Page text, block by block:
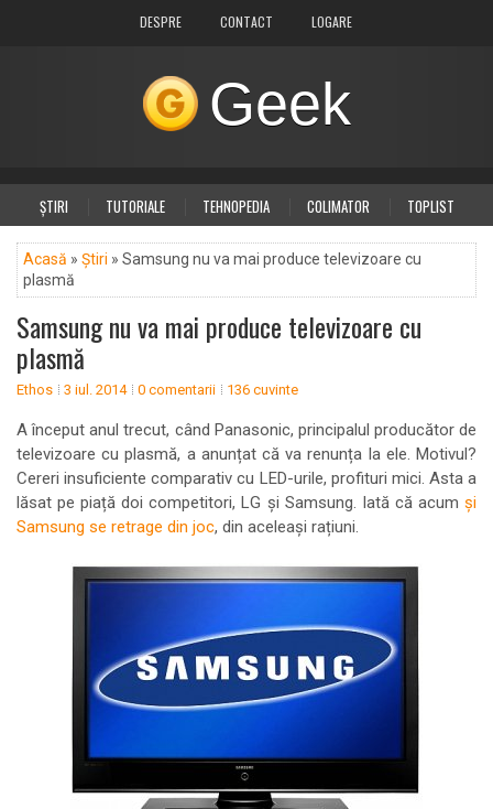
DESPRE CONTACT LOGARE
Geek
ȘTIRI TUTORIALE TEHNOPEDIA COLIMATOR
TOPLIST
DIVERSE
PLUS
Acasă » Știri » Samsung nu va mai produce televizoare cu
plasmă
Samsung nu va mai produce televizoare cu
plasmă
Ethos 3 iul. 2014 0 comentarii 136 cuvinte
A început anul trecut, când Panasonic, principalul producător de
televizoare cu plasmă, a anunțat că va renunța la ele. Motivul?
Cereri insuficiente comparativ cu LED-urile, profituri mici. Asta a
lăsat pe piață doi competitori, LG și Samsung. Iată că acum și
Samsung se retrage din joc, din aceleași rațiuni.